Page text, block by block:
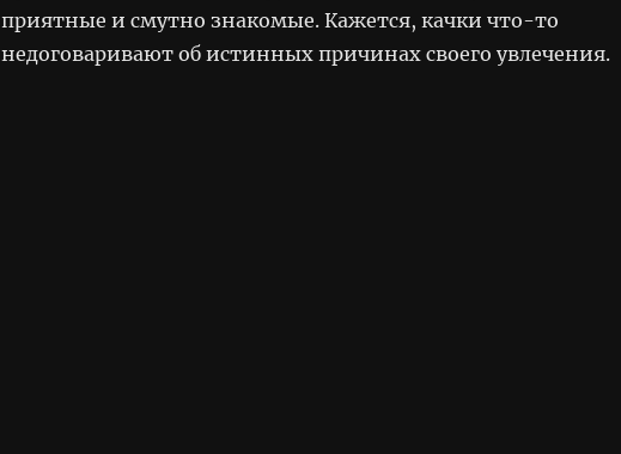
приятные и смутно знакомые. Кажется, качки что-то
недоговаривают об истинных причинах своего увлечения.